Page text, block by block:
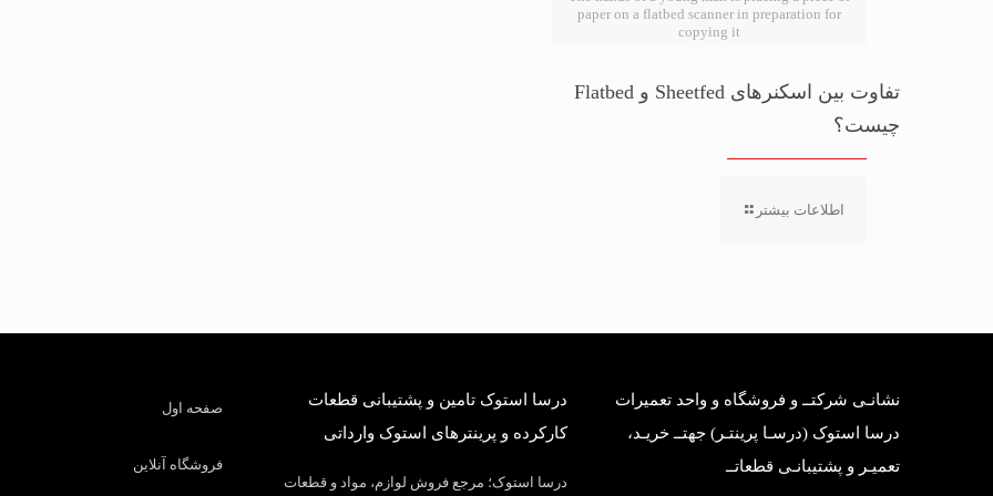
paper on a flatbed scanner in preparation for
copying it
تفاوت بین اسکنرهای Sheetfed و Flatbed
چیست؟
اطلاعات بیشتر
نشانـی شرکتــ و فروشگاه و واحد تعمیرات
درسا استوک (درسـا پرینتـر) جهتــ خریـد،
تعمیـر و پشتیبانـی قطعاتــ
درسا استوک تامین و پشتیبانی قطعات
کارکرده و پرینترهای استوک وارداتی
درسا استوک؛ مرجع فروش لوازم، مواد و قطعات
صفحه اول
فروشگاه آنلاین